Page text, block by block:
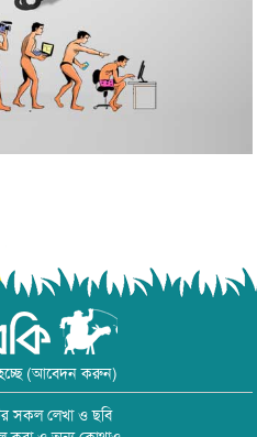
(আবেদন করুন)
সকল লেখা ও ছবি